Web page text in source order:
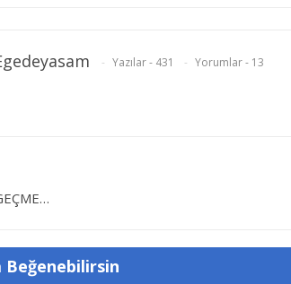
Yazılar - 431 Yorumlar - 13
Beğenebilirsin